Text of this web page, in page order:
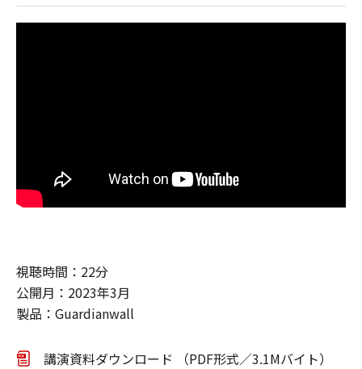
視聴時間：22分
公開月：2023年3月
製品：Guardianwall
講演資料ダウンロード （PDF形式／3.1Mバイト）